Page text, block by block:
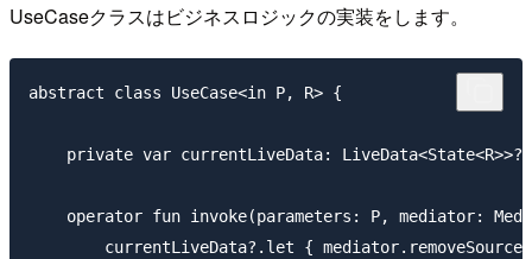
UseCaseクラスはビジネスロジックの実装をします。
abstract class UseCase<in P, R> {
private var currentLiveData: LiveData<State<R>>?
operator fun invoke(parameters: P, mediator:
currentLiveData?.let {